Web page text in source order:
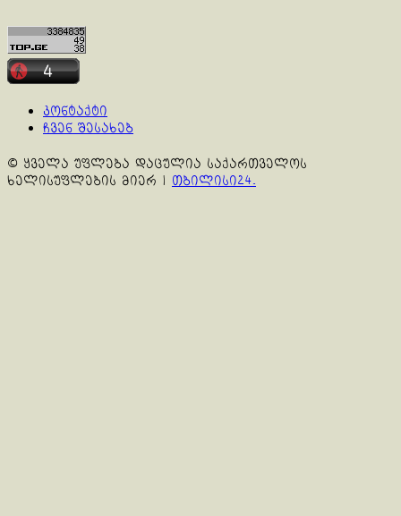
კონტაქტი
ჩვენ შესახებ
© ყველა უფლება დაცულია საქართველოს
ხელისუფლების მიერ | თბილისი24.